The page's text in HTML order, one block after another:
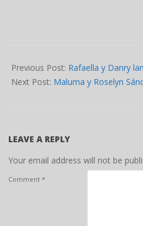
10-
27
Previous Post: Rafaella y Danry
Next Post: Maluma y Roselyn
LEAVE A REPLY
Your email address will not be
Comment *